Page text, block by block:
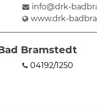
info@drk-
www.drk-
Bramstedt
04192/1250